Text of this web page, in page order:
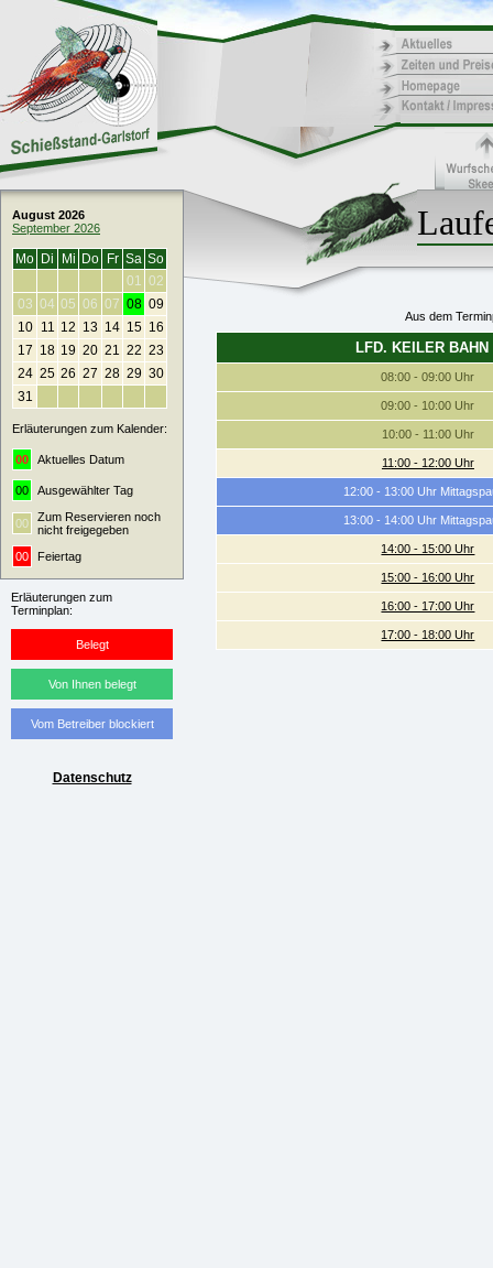
August 2026
September 2026
Mo Di Mi Do Fr Sa So
01 02
03 04 05 06 07 08 09
10
11 12 13 14 15 16
17 18 19 20 21 22 23
24 25 26 27 28 29 30
31
Erläuterungen zum Kalender:
00 Aktuelles Datum
00 Ausgewählter Tag
00
Zum Reservieren noch
nicht freigegeben
00
Feiertag
Erläuterungen zum
Terminplan:
Belegt
Von Ihnen belegt
Vom Betreiber blockiert
Datenschutz
Aus dem
LFD. KEILER BAHN
08:00 - 09:00 Uhr
09:00 - 10:00 Uhr
10:00 - 11:00 Uhr
11:00 - 12:00 Uhr
12:00 - 13:00 Uhr
13:00 - 14:00 Uhr
14:00 - 15:00 Uhr
15:00 - 16:00 Uhr
16:00 - 17:00 Uhr
17:00 - 18:00 Uhr